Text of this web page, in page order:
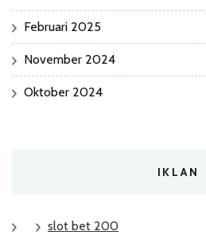
Februari 2025
November 2024
Oktober 2024
IKLAN
slot bet 200